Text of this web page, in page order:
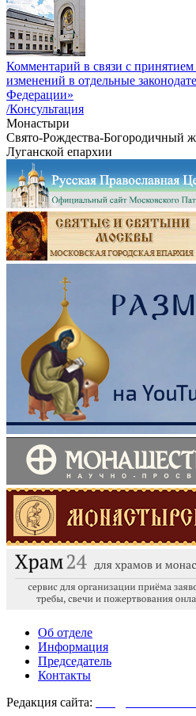
Комментарий в связи с
изменений в отдельные
Федерации»
/Консультация
Монастыри
Свято-Рождества-Богородичный
Луганской епархии
Об отделе
Информация
Председатель
Контакты
Редакция сайта: